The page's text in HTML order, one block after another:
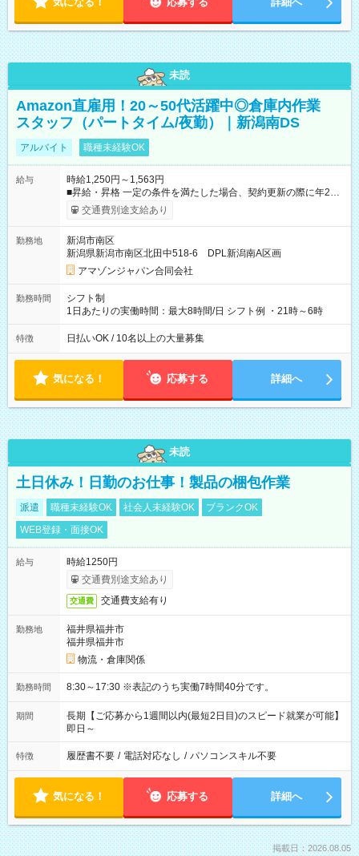
未読
Amazon直雇用！20～50代活躍中◎倉庫内作業
スタッフ（パートタイム/夜勤）｜新潟南DS
アルバイト 職種未経験OK
給与
時給1,250円～1,563円
■昇給・昇格 一定の条件を満たした場合、契約更新の際に年2回
まで昇給の機会があります。 ■正社員登用制度あり ※月末締/翌
月25日支払い ※時間外手当、別途支給 ※深夜割増賃金 (22:00～
☆Amazon直雇用で安定して働けます！ 【試用期間】試用期間
あり 試用期間の長さ：1週間 雇用形態、給与は本採用時と同じ
です。
交通費別途支給あり
勤務地
新潟市南区
新潟県新潟市南区北田中518-6 DPL新潟南A区画
アマゾンジャパン合同会社
勤務時間
シフト制
1日あたりの実働時間：最大8時間/日 シフト例 ・21時～6時
特徴 日払いOK / 10名以上の大量募集
気になる！ 応募する 詳細へ
未読
土日休み！日勤のお仕事！製品の梱包作業
派遣 職種未経験OK 社会人未経験OK
ブランクOK
WEB登録・面接OK
給与
時給1250円
交通費別途支給あり
交通費 交通費支給有り
勤務地
福井県福井市
福井県福井市
物流・倉庫関係
勤務時間 8:30～17:30 ※表記のうち実働7時間40分です。
期間
長期【ご応募から1週間以内(最短2日目)のスピード就業が可能】
即日～
特徴 履歴書不要 / 電話対応なし / パソコンスキル不要
気になる！ 応募する 詳細へ
掲載日：2026.08.05